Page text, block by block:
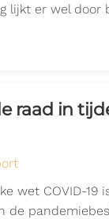
lijkt er wel door
raad in
wet COVID-19
de